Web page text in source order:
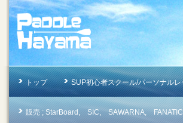
トップ SUP初心者スクール/パーソナル
販売 ; StarBoard, SIC, SAWARNA,